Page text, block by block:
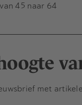
45 naar 64
met